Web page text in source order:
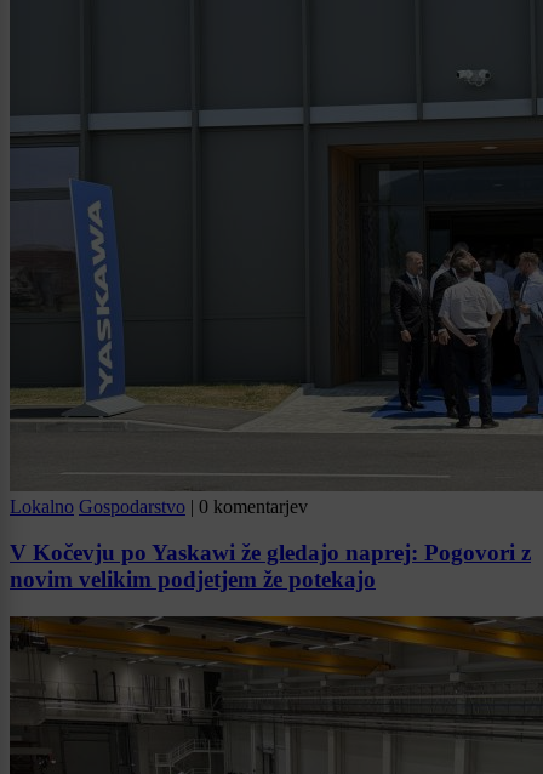
Lokalno Gospodarstvo | 0 komentarjev
V Kočevju po Yaskawi že gledajo naprej: Pogovori z
novim velikim podjetjem že potekajo